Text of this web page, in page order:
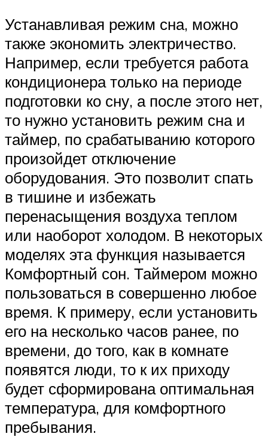
Устанавливая режим сна, можно
также экономить электричество.
Например, если требуется работа
кондиционера только на периоде
подготовки ко сну, а после этого нет,
то нужно установить режим сна и
таймер, по срабатыванию которого
произойдет отключение
оборудования. Это позволит спать
в тишине и избежать
перенасыщения воздуха теплом
или наоборот холодом. В некоторых
моделях эта функция называется
Комфортный сон. Таймером можно
пользоваться в совершенно любое
время. К примеру, если установить
его на несколько часов ранее, по
времени, до того, как в комнате
появятся люди, то к их приходу
будет сформирована оптимальная
температура, для комфортного
пребывания.